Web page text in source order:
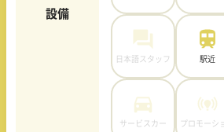
設備
日本語スタッフ 駅近
サービスカー プロモーシ